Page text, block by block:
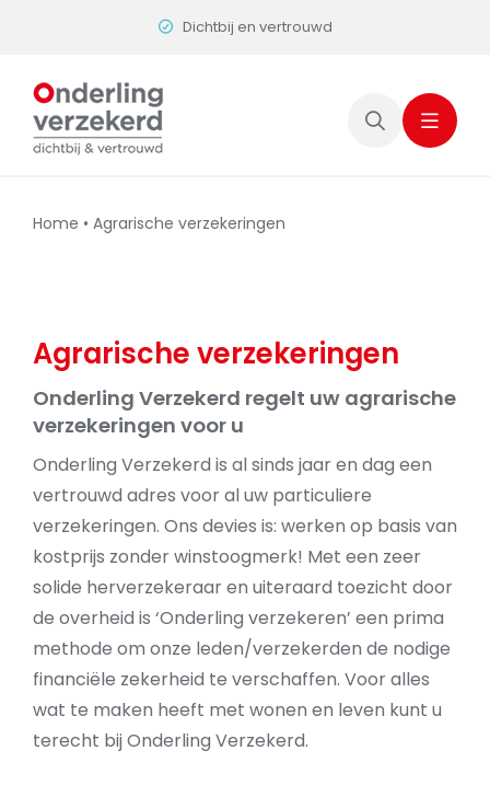
Dichtbij en vertrouwd
Home • Agrarische verzekeringen
Agrarische verzekeringen
Onderling Verzekerd regelt uw agrarische
verzekeringen voor u
Onderling Verzekerd is al sinds jaar en dag een
vertrouwd adres voor al uw particuliere
verzekeringen. Ons devies is: werken op basis van
kostprijs zonder winstoogmerk! Met een zeer
solide herverzekeraar en uiteraard toezicht door
de overheid is ‘Onderling verzekeren’ een prima
methode om onze leden/verzekerden de nodige
financiële zekerheid te verschaffen. Voor alles
wat te maken heeft met wonen en leven kunt u
terecht bij Onderling Verzekerd.